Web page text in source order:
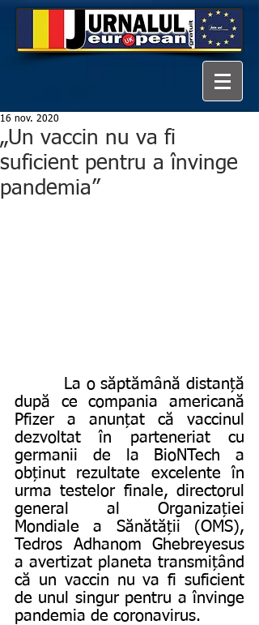
„Un vaccin nu va fi
suficient pentru a învinge
pandemia”
16 nov. 2020
după ce compania americană
Pfizer a anunțat că vaccinul
dezvoltat în parteneriat cu
germanii de la BioNTech a
obținut rezultate excelente în
urma testelor finale, directorul
general al Organizației
Mondiale a Sănătății (OMS),
Tedros Adhanom Ghebreyesus
a avertizat planeta transmițând
că un vaccin nu va fi suficient
de unul singur pentru a învinge
pandemia de coronavirus.